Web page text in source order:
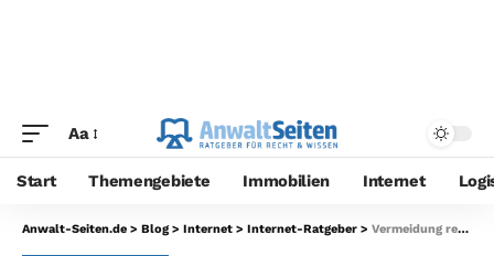
Aa
Start Themengebiete Immobilien Internet
Anwalt-Seiten.de > Blog > Internet > Internet-Ratgeber > Vermeidung rechtlicher Probleme bei Instagram-Postings: Ihr Leitfaden